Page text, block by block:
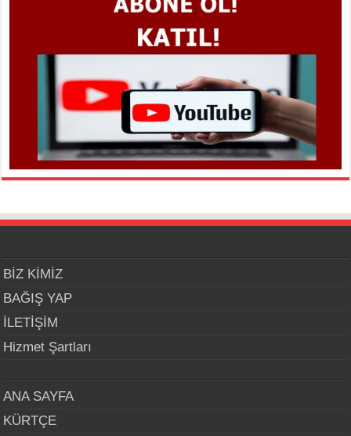
BİZ KİMİZ
BAĞIŞ YAP
İLETİŞİM
Hizmet Şartları
ANA SAYFA
KÜRTÇE